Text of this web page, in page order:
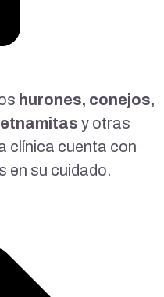
hurones, conejos,
y otras
clínica cuenta con
en su cuidado.